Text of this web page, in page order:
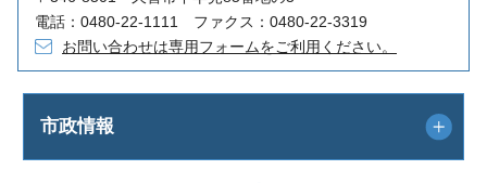
電話：0480-22-1111 ファクス：0480-22-3319
お問い合わせは専用フォームをご利用ください。
市政情報